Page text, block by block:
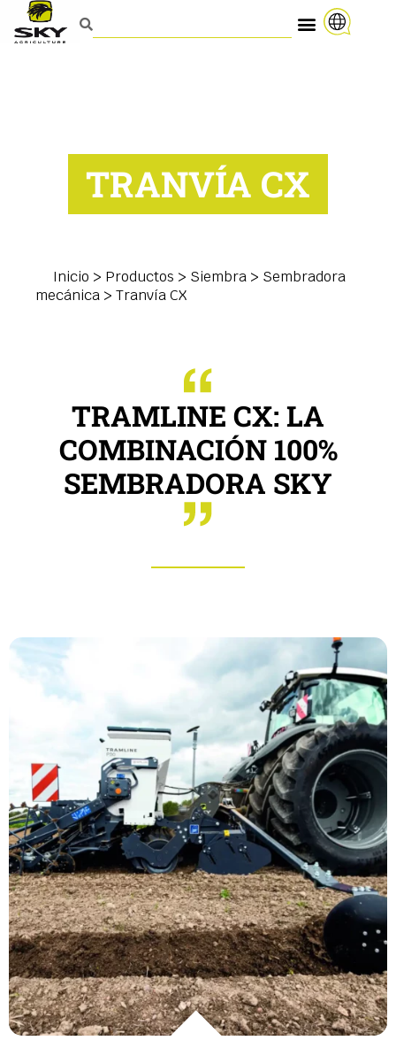
TRANVÍA CX
Inicio > Productos > Siembra > Sembradora
mecánica > Tranvía CX
TRAMLINE CX: LA
COMBINACIÓN 100%
SEMBRADORA SKY